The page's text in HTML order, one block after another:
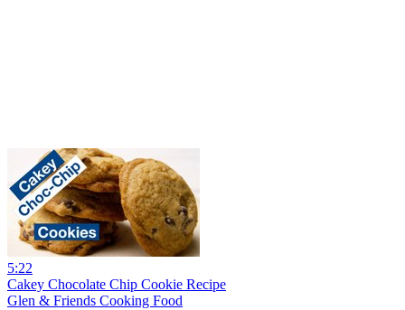
5:22
Cakey Chocolate Chip Cookie Recipe
Glen & Friends Cooking Food